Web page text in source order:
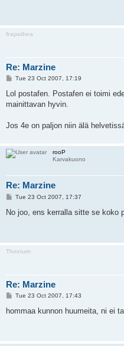
frapathea
Re: Marzine
P
s
Tue 23 Oct 2007, 17:19
Lol postafen. Postafen ei toimi
mainittavan hyvin.
Jos 4e on paljon niin älä
rooP
Karvakuono
Re: Marzine
P
s
Tue 23 Oct 2007, 17:37
No joo, ens kerralla sitte se koko
Thoxium
Re: Marzine
P
s
Tue 23 Oct 2007, 17:43
hommaa kunnon huumeita, ni ei